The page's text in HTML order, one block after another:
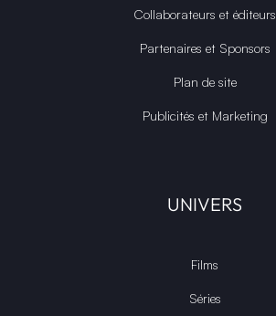
Collaborateurs et éditeurs
Partenaires et Sponsors
Plan de site
Publicités et Marketing
UNIVERS
Films
Séries